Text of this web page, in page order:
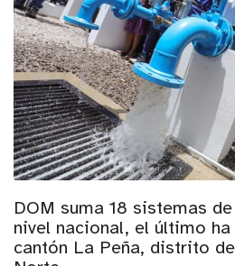
DOM suma 18 sistemas
nivel nacional, el último
cantón La Peña, distrito